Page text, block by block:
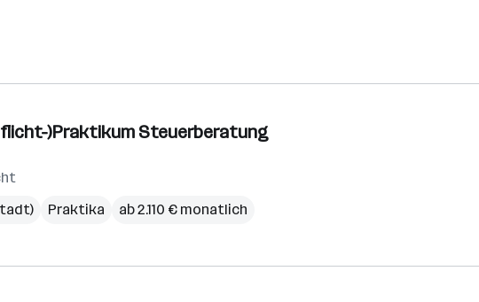
)Praktikum Steuerberatung
Praktika ab 2.110 € monatlich